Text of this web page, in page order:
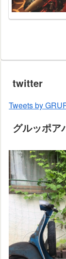
twitter
Tweets by
グルッポア